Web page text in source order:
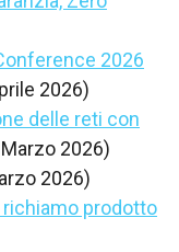
2026
2026)
delle reti con
2026)
2026)
richiamo prodotto